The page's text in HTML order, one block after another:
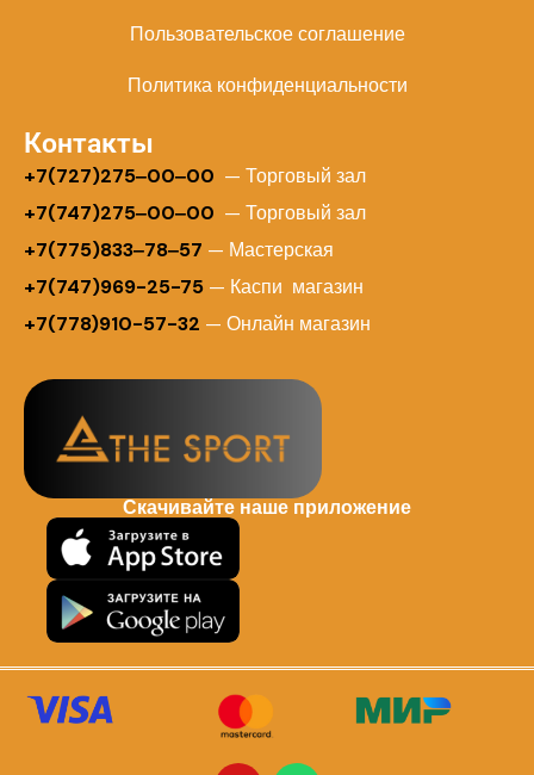
Пользовательское соглашение
Политика конфиденциальности
Контакты
+7(727)275‒00‒00 — Торговый зал
+7(747)275‒00‒00 — Торговый зал
+7(775)833‒78‒57 — Мастерская
+7(747)969-25-75 — Каспи магазин
+7(778)910-57-32 — Онлайн магазин
Скачивайте наше приложение